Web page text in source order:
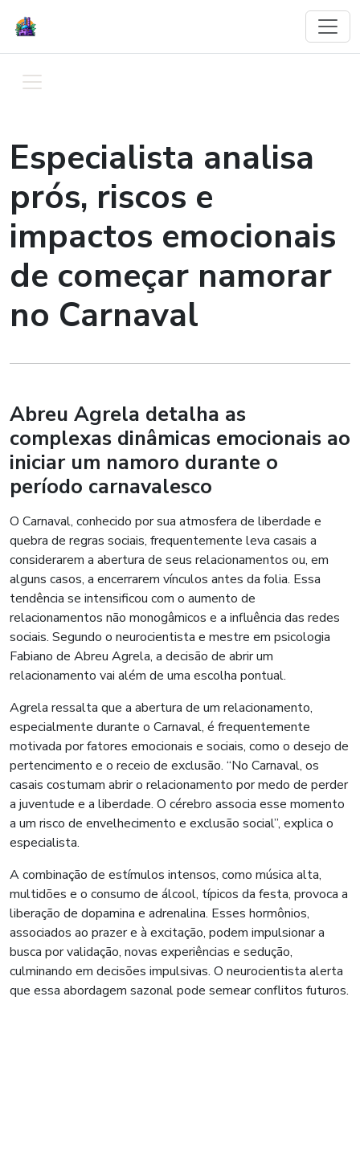
Especialista analisa
prós, riscos e
impactos emocionais
de começar namorar
no Carnaval
Abreu Agrela detalha as
complexas dinâmicas emocionais ao
iniciar um namoro durante o
período carnavalesco
O Carnaval, conhecido por sua atmosfera de liberdade e
quebra de regras sociais, frequentemente leva casais a
considerarem a abertura de seus relacionamentos ou, em
alguns casos, a encerrarem vínculos antes da folia. Essa
tendência se intensificou com o aumento de
relacionamentos não monogâmicos e a influência das redes
sociais. Segundo o neurocientista e mestre em psicologia
Fabiano de Abreu Agrela, a decisão de abrir um
relacionamento vai além de uma escolha pontual.
Agrela ressalta que a abertura de um relacionamento,
especialmente durante o Carnaval, é frequentemente
motivada por fatores emocionais e sociais, como o desejo de
pertencimento e o receio de exclusão. “No Carnaval, os
casais costumam abrir o relacionamento por medo de perder
a juventude e a liberdade. O cérebro associa esse momento
a um risco de envelhecimento e exclusão social”, explica o
especialista.
A combinação de estímulos intensos, como música alta,
multidões e o consumo de álcool, típicos da festa, provoca a
liberação de dopamina e adrenalina. Esses hormônios,
associados ao prazer e à excitação, podem impulsionar a
busca por validação, novas experiências e sedução,
culminando em decisões impulsivas. O neurocientista alerta
que essa abordagem sazonal pode semear conflitos futuros.